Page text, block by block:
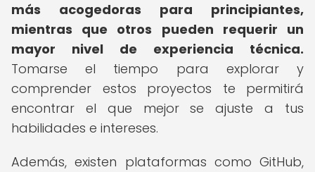
más acogedoras para principiantes,
mientras que otros pueden requerir un
mayor nivel de experiencia técnica.
Tomarse el tiempo para explorar y
comprender estos proyectos te permitirá
encontrar el que mejor se ajuste a tus
habilidades e intereses.
Además, existen plataformas como GitHub,